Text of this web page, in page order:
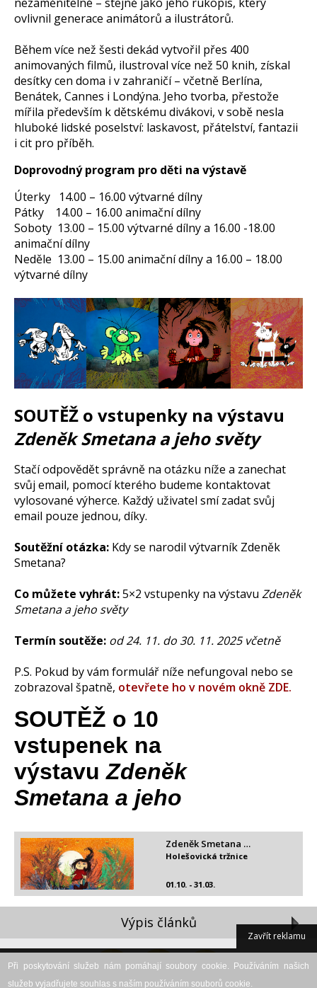
Při poskytování služeb nám pomáhají soubory cookie. Používáním našich
služeb vyjadřujete souhlas s naším používáním souborů cookie.
Zavřít reklamu
ovlivnil generace animátorů a ilustrátorů.
Během více než šesti dekád vytvořil přes 400
animovaných filmů, ilustroval více než 50 knih, získal
desítky cen doma i v zahraničí – včetně Berlína,
Benátek, Cannes i Londýna. Jeho tvorba, přestože
mířila především k dětskému divákovi, v sobě nesla
hluboké lidské poselství: laskavost, přátelství, fantazii
i cit pro příběh.
Doprovodný program pro děti na výstavě
Úterky 14.00 – 16.00 výtvarné dílny
Pátky 14.00 – 16.00 animační dílny
Soboty 13.00 – 15.00 výtvarné dílny a 16.00 -18.00
animační dílny
Neděle 13.00 – 15.00 animační dílny a 16.00 – 18.00
výtvarné dílny
SOUTĚŽ o vstupenky na výstavu
Zdeněk Smetana a jeho světy
Stačí odpovědět správně na otázku níže a zanechat
svůj email, pomocí kterého budeme kontaktovat
vylosované výherce. Každý uživatel smí zadat svůj
email pouze jednou, díky.
Soutěžní otázka: Kdy se narodil výtvarník Zdeněk
Smetana?
Co můžete vyhrát:5×2 vstupenky na výstavu Zdeněk
Smetana a jeho světy
Termín soutěže: od 24. 11. do 30. 11. 2025 včetně
P.S. Pokud by vám formulář níže nefungoval nebo se
zobrazoval špatně, otevřete ho v novém okně ZDE.
Zdeněk Smetana …
01.10. - 31.03.
Holešovická tržnice
Výpis článků